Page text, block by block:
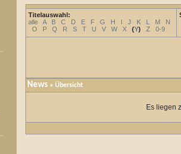
Titelauswahl:
alle
A B C D E F G H I J K L M
N
O
P Q R S T U V W X (Y) Z 0-9
News » Übersicht
Es liegen